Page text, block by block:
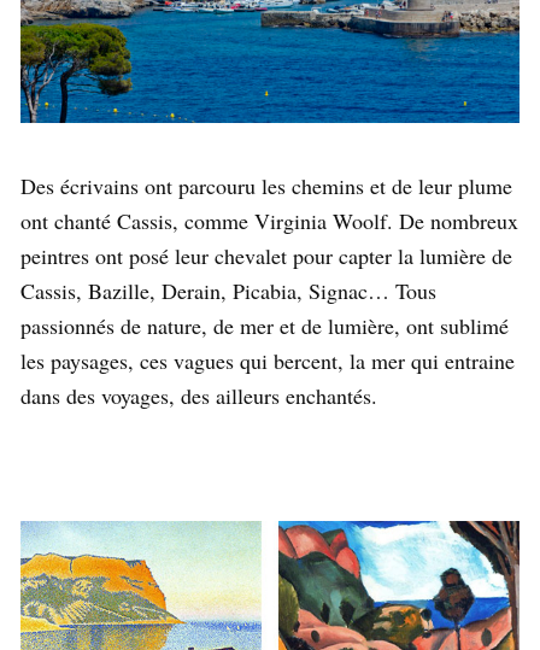
Des écrivains ont parcouru les chemins et de leur plume
ont chanté Cassis, comme Virginia Woolf. De nombreux
peintres ont posé leur chevalet pour capter la lumière de
Cassis, Bazille, Derain, Picabia, Signac… Tous
passionnés de nature, de mer et de lumière, ont sublimé
les paysages, ces vagues qui bercent, la mer qui entraine
dans des voyages, des ailleurs enchantés.